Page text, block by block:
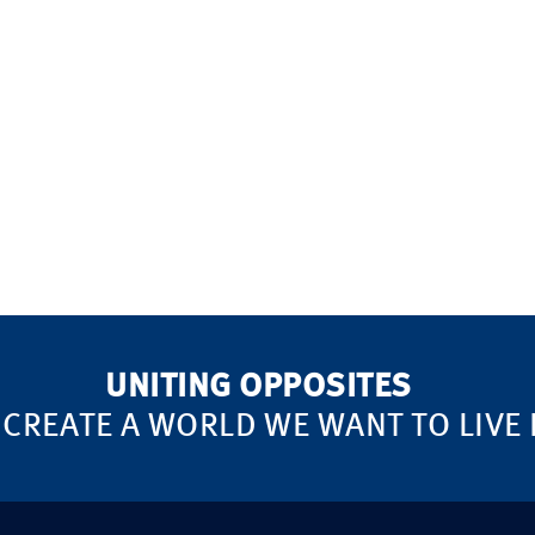
UNITING OPPOSITES
A WORLD WE WANT TO LIVE